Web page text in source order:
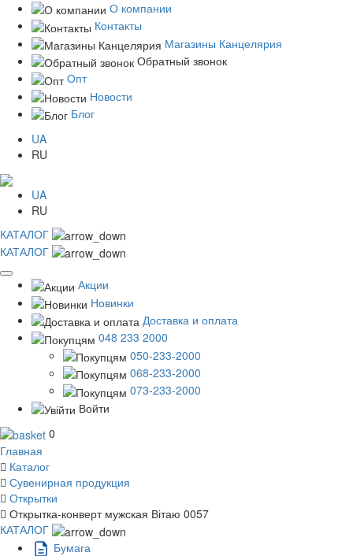
О компании
Контакты
Магазины Канцелярия
Обратный звонок
Опт
Новости
Блог
UA
RU
UA
RU
КАТАЛОГ
КАТАЛОГ
Акции
Новинки
Доставка и оплата
048 233 2000
050-233-2000
068-233-2000
073-233-2000
Войти
0
Главная
Каталог
Сувенирная продукция
Открытки
Открытка-конверт мужская Вітаю 0057
КАТАЛОГ
Бумага